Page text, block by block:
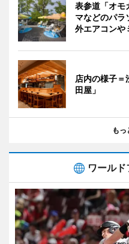
表参道「オモ
マなどのパラ
外エアコンや
店内の様子＝
田屋」
もっ
ワール